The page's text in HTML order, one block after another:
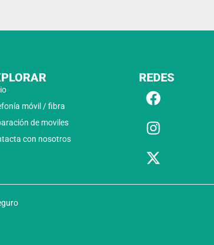
móvil / fibra
de moviles
con nosotros
REDES